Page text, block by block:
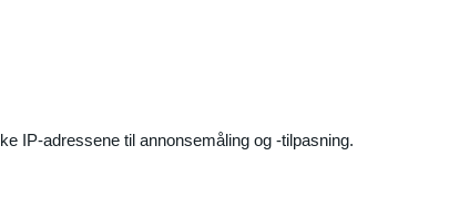
IP-adressene til annonsemåling og -tilpasning.